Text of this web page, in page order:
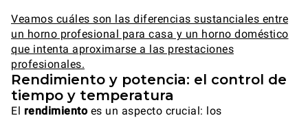
Veamos cuáles son las diferencias sustanciales entre
un horno profesional para casa y un horno doméstico
que intenta aproximarse a las prestaciones
profesionales.
Rendimiento y potencia: el control de
tiempo y temperatura
El rendimientoes un aspecto crucial: los